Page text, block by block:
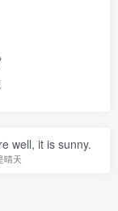
well, it is sunny.
晴天